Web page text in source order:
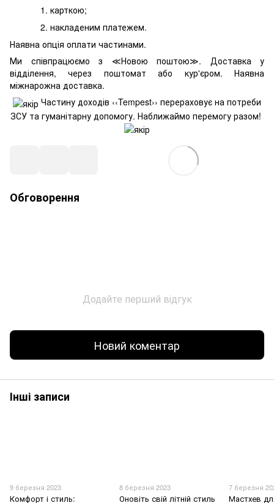
карткою;
накладеним платежем.
Наявна опція оплати частинами.
Ми співпрацюємо з ≪Новою поштою≫. Доставка у
відділення, через поштомат або кур'єром. Наявна
міжнарожна доставка.
Частину доходів ‹‹Tempest›› перераховує на потреби
ЗСУ та гуманітарну допомогу. Наближаймо перемогу разом!
Обговорення
Додайте перший відгук
Новий коментар
Інші записи
9 березня 2023
Комфорт і стиль:
8 березня 2023
Оновіть свій літній стиль
7 березня
Мастхев